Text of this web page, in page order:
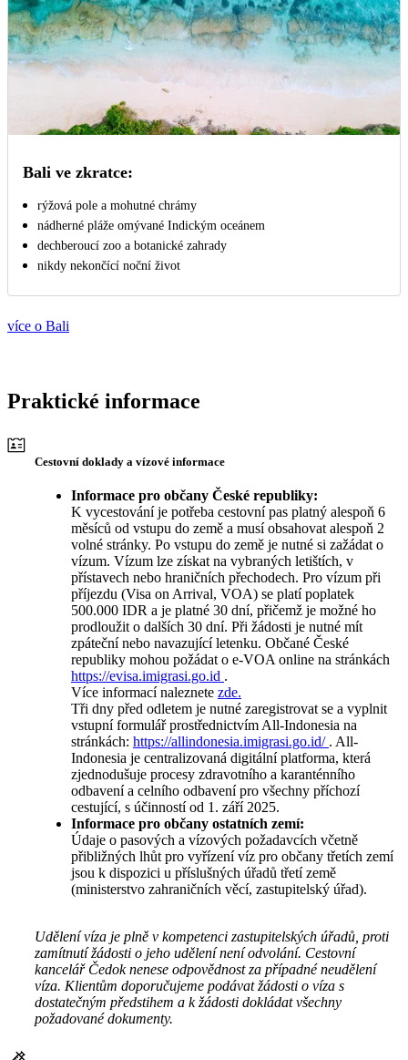
Bali ve zkratce:
rýžová pole a mohutné chrámy
nádherné pláže omývané Indickým oceánem
dechberoucí zoo a botanické zahrady
nikdy nekončící noční život
více o Bali
Praktické informace
Cestovní doklady a vízové informace
Informace pro občany České republiky:
K vycestování je potřeba cestovní pas platný alespoň 6
měsíců od vstupu do země a musí obsahovat alespoň 2
volné stránky. Po vstupu do země je nutné si zažádat o
vízum. Vízum lze získat na vybraných letištích, v
přístavech nebo hraničních přechodech. Pro vízum při
příjezdu (Visa on Arrival, VOA) se platí poplatek
500.000 IDR a je platné 30 dní, přičemž je možné ho
prodloužit o dalších 30 dní. Při žádosti je nutné mít
zpáteční nebo navazující letenku. Občané České
republiky mohou požádat o e-VOA online na stránkách
https://evisa.imigrasi.go.id .
Více informací naleznete zde.
Tři dny před odletem je nutné zaregistrovat se a vyplnit
vstupní formulář prostřednictvím All-Indonesia na
stránkách: https://allindonesia.imigrasi.go.id/ . All-
Indonesia je centralizovaná digitální platforma, která
zjednodušuje procesy zdravotního a karanténního
odbavení a celního odbavení pro všechny příchozí
cestující, s účinností od 1. září 2025.
Informace pro občany ostatních zemí:
Údaje o pasových a vízových požadavcích včetně
přibližných lhůt pro vyřízení víz pro občany třetích zemí
jsou k dispozici u příslušných úřadů třetí země
(ministerstvo zahraničních věcí, zastupitelský úřad).
Udělení víza je plně v kompetenci zastupitelských úřadů, proti
zamítnutí žádosti o jeho udělení není odvolání. Cestovní
kancelář Čedok nenese odpovědnost za případné neudělení
víza. Klientům doporučujeme podávat žádosti o víza s
dostatečným předstihem a k žádosti dokládat všechny
požadované dokumenty.